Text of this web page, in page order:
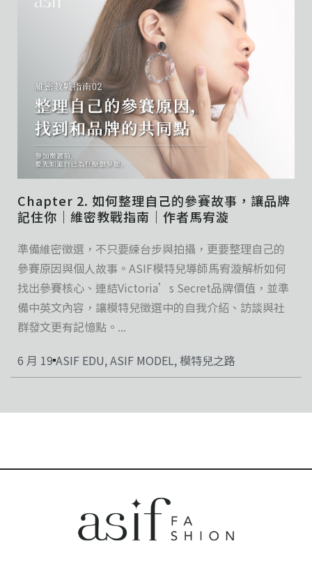
Chapter 2. 如何整理自己的參賽故事，讓品牌
記住你｜維密教戰指南｜作者馬宥漩
準備維密徵選，不只要練台步與拍攝，更要整理自己的
參賽原因與個人故事。ASIF模特兒導師馬宥漩解析如何
找出參賽核心、連結Victoria’s Secret品牌價值，並準
備中英文內容，讓模特兒徵選中的自我介紹、訪談與社
群發文更有記憶點。...
6 月 19 ASIF EDU,ASIF MODEL,模特兒之路